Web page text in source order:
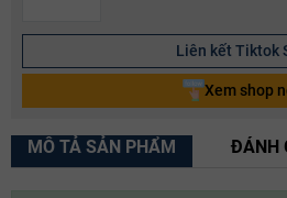
Liên kết Tiktok
Xem shop
MÔ TẢ SẢN PHẨM ĐÁNH